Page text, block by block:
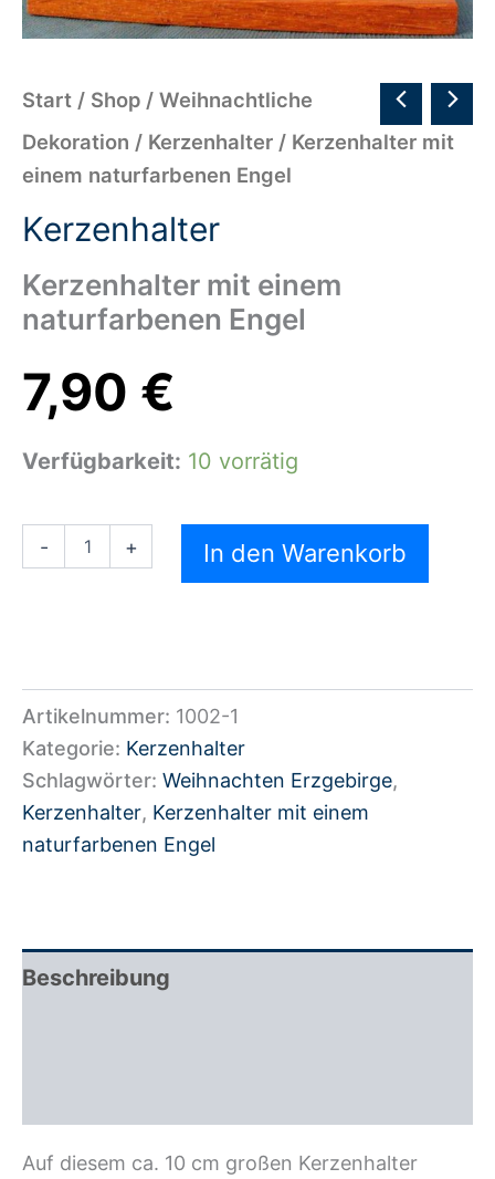
Start / Shop / Weihnachtliche
Dekoration / Kerzenhalter / Kerzenhalter mit
einem naturfarbenen Engel
Kerzenhalter
Kerzenhalter mit einem
naturfarbenen Engel
7,90 €
Verfügbarkeit: 10 vorrätig
- + In den Warenkorb
Artikelnummer: 1002-1
Kategorie: Kerzenhalter
Schlagwörter: Weihnachten Erzgebirge,
Kerzenhalter, Kerzenhalter mit einem
naturfarbenen Engel
Beschreibung
Auf diesem ca. 10 cm großen Kerzenhalter